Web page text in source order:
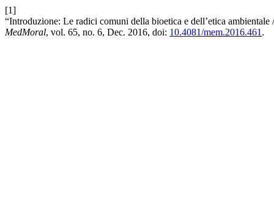
[1]
“Introduzione: Le radici comuni della bioetica e dell’etica
MedMoral, vol. 65, no. 6, Dec. 2016, doi: 10.4081/mem.2016.461 .